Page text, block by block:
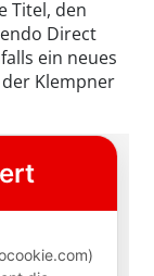
Titel, den
Direct
ein neues
der Klempner